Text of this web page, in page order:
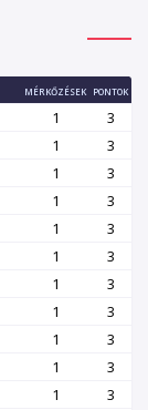
MÉRKŐZÉSEK PONTOK
1
3
1
3
1
3
1
3
1
3
1
3
1
3
1
3
1
3
1
3
1
3